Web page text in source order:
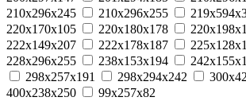
210x296x245
210x296x255
220x170x105
220x180x178
222x149x207
222x178x187
228x296x255
238x153x194
298x257x191
298x294x242
400x238x250
99x257x82